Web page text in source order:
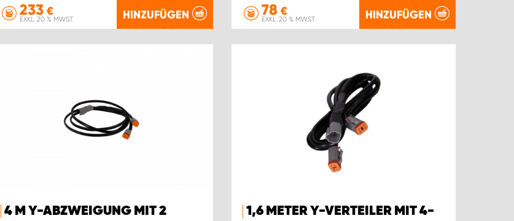
233€
EXKL. 20 % MWST. HINZUFÜGEN 78 €
EXKL. 20 % MWST. HINZUFÜGEN
4 M Y-ABZWEIGUNG MIT 2
1,6 METER Y-VERTEILER MIT 4-